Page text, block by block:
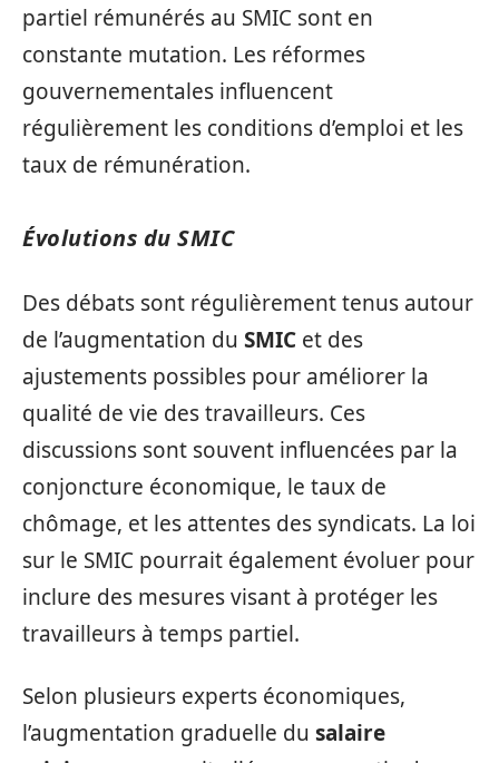
partiel rémunérés au SMIC sont en
constante mutation. Les réformes
gouvernementales influencent
régulièrement les conditions d’emploi et les
taux de rémunération.
Évolutions du SMIC
Des débats sont régulièrement tenus autour
de l’augmentation du SMIC et des
ajustements possibles pour améliorer la
qualité de vie des travailleurs. Ces
discussions sont souvent influencées par la
conjoncture économique, le taux de
chômage, et les attentes des syndicats. La loi
sur le SMIC pourrait également évoluer pour
inclure des mesures visant à protéger les
travailleurs à temps partiel.
Selon plusieurs experts économiques,
l’augmentation graduelle du salaire